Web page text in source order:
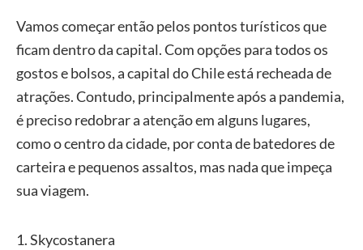
Vamos começar então pelos pontos turísticos que
ficam dentro da capital. Com opções para todos os
gostos e bolsos, a capital do Chile está recheada de
atrações. Contudo, principalmente após a pandemia,
é preciso redobrar a atenção em alguns lugares,
como o centro da cidade, por conta de batedores de
carteira e pequenos assaltos, mas nada que impeça
sua viagem.
1. Skycostanera